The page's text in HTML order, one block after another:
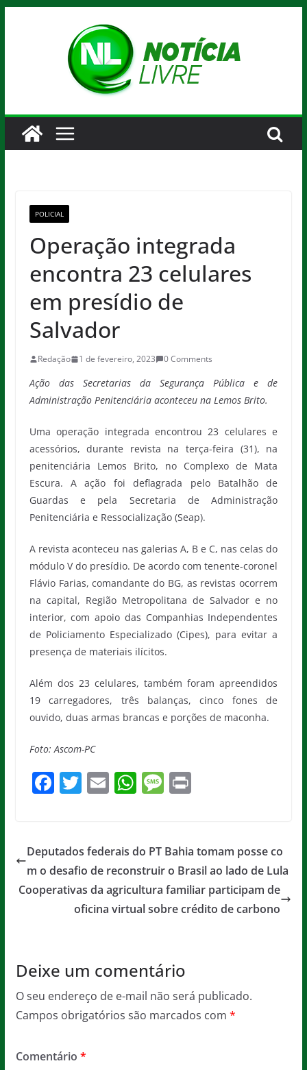
POLICIAL
Operação integrada
encontra 23 celulares
em presídio de
Salvador
Redação 1 de fevereiro, 2023 0 Comments
Ação das Secretarias da Segurança Pública e de
Administração Penitenciária aconteceu na Lemos Brito.
Uma operação integrada encontrou 23 celulares e
acessórios, durante revista na terça-feira (31), na
penitenciária Lemos Brito, no Complexo de Mata
Escura. A ação foi deflagrada pelo Batalhão de
Guardas e pela Secretaria de Administração
Penitenciária e Ressocialização (Seap).
A revista aconteceu nas galerias A, B e C, nas celas do
módulo V do presídio. De acordo com tenente-coronel
Flávio Farias, comandante do BG, as revistas ocorrem
na capital, Região Metropolitana de Salvador e no
interior, com apoio das Companhias Independentes
de Policiamento Especializado (Cipes), para evitar a
presença de materiais ilícitos.
Além dos 23 celulares, também foram apreendidos
19 carregadores, três balanças, cinco fones de
ouvido, duas armas brancas e porções de maconha.
Foto: Ascom-PC
F
e
b
o
T
er
E
l
W
s
A
p
p
M
a
g
e
Pr
Deputados federais do PT Bahia tomam posse co
m o desafio de reconstruir o Brasil ao lado de Lula
Cooperativas da agricultura familiar participam de
oficina virtual sobre crédito de carbono
Deixe um comentário
O seu endereço de e-mail não será publicado.
Campos obrigatórios são marcados com *
Comentário *